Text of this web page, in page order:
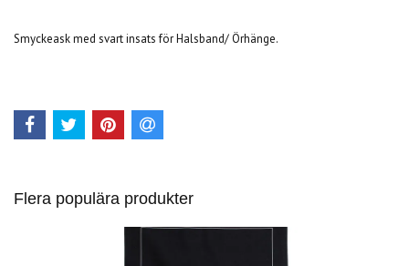
Smyckeask med svart insats för Halsband/ Örhänge.
Flera populära produkter